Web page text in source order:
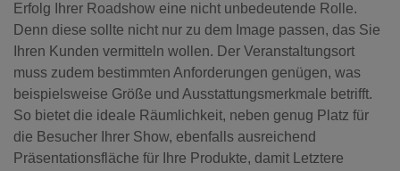
Erfolg Ihrer Roadshow eine nicht unbedeutende Rolle.
Denn diese sollte nicht nur zu dem Image passen, das Sie
Ihren Kunden vermitteln wollen. Der Veranstaltungsort
muss zudem bestimmten Anforderungen genügen, was
beispielsweise Größe und Ausstattungsmerkmale betrifft.
So bietet die ideale Räumlichkeit, neben genug Platz für
die Besucher Ihrer Show, ebenfalls ausreichend
Präsentationsfläche für Ihre Produkte, damit Letztere